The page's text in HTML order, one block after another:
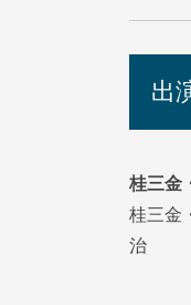
出
桂三金
桂三金
治